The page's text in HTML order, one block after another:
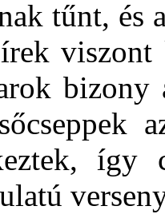
tűnt, és
viszont
így